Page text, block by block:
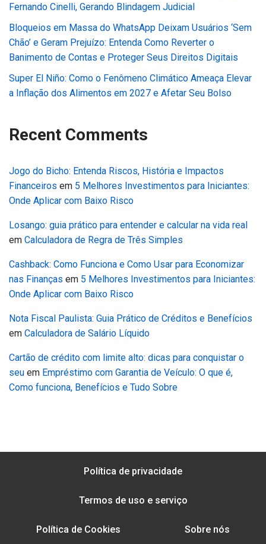
Fernando Cinelli, Gerando Blindagem Judicial
Bloqueios em Massa do WhatsApp Deixam Usuários ‘Sem
Chão’ e Geram Prejuízo: Entenda Como Reverter o
Banimento de Contas e Proteger Seus Direitos Digitais
Super El Niño: Como o Fenômeno Climático Ameaça Elevar
a Inflação dos Alimentos em 2027 e Afetar Seu Bolso
Recent Comments
Jogo do Bicho: Entenda Riscos, História e Impactos
Financeiros em 5 Melhores Investimentos para Iniciantes:
Onde Aplicar com Baixo Risco
Losango: guia prático para entender e calcular na vida real
em Calculadora de Regra de Três Simples
Cashback: Como Funciona e Como Usar para Economizar
nas Finanças em 5 Melhores Investimentos para Iniciantes:
Onde Aplicar com Baixo Risco
Nota Fiscal Paulista: Guia Prático de Créditos e Benefícios
em Calculadora de Salário Líquido
Cartão de crédito com limite alto: dicas para conquistar o
seu em Empréstimo com Garantia de Veículo: O que é,
Como funciona, Benefícios e Tudo Sobre
Política de privacidade
Termos de uso e serviço
Política de Cookies Sobre nós